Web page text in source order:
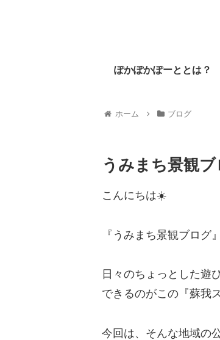
ぽかぽかぽーととは？
ホーム ブログ
うみまち景観
こんにちは☀️
『うみまち景観ブログ
日々のちょっとした遊
できるのがこの『蘇我
今回は、そんな地域の